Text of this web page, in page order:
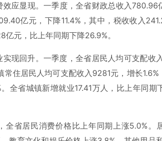
应显现。一季度，全省财政总收入780.96
亿元，下降11.4%，其中，税收收入
元，比上年同期下降26.9%。
现回升。一季度，全省居民人均可支配收
常住居民人均可支配收入9281元，增长
全省城镇新增就业17.41万人，比上年同期
全省居民消费价格比上年同期上涨5.0%。